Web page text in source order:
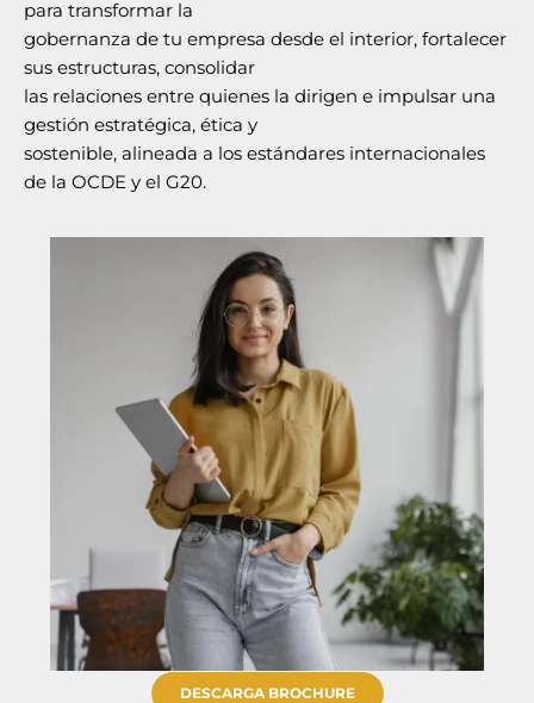
para transformar la
gobernanza de tu empresa desde el interior, fortalecer
sus estructuras, consolidar
las relaciones entre quienes la dirigen e impulsar una
gestión estratégica, ética y
sostenible, alineada a los estándares internacionales
de la OCDE y el G20.
DESCARGA BROCHURE